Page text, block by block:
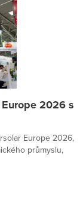
2026 s
Europe 2026,
průmyslu,